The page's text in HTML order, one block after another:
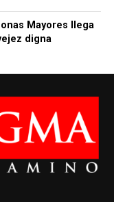
Mayores llega
digna